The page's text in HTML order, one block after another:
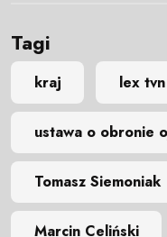
Tagi
kraj lex tvn
ustawa o obronie
Tomasz Siemoniak
Marcin Celiński